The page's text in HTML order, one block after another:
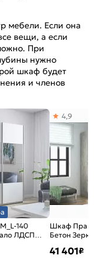
мебели. Если она
вещи, а если
При
нужно
шкаф будет
и членов
140
ЛДСП
Шкаф
Бетон
4,9
41 401₽